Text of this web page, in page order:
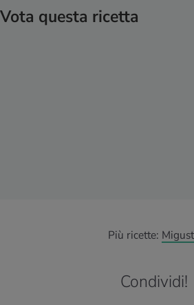
Vota questa ricetta
Più ricette:
Condividi!